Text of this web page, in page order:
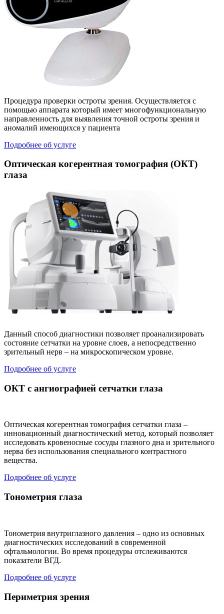
Процедура проверки остроты зрения. Осуществляется с
помощью аппарата который имеет многофункциональную
направленность для выявления точной остроты зрения и
аномалий имеющихся у пациента
Подробнее об услуге
Оптическая когерентная томография (ОКТ)
глаза
Данный способ диагностики позволяет проанализировать
состояние сетчатки на уровне слоев, а непосредственно
зрительный нерв – на микроскопическом уровне.
Подробнее об услуге
ОКТ с ангиографией сетчатки глаза
Оптическая когерентная томография сетчатки глаза –
инновационный диагностический метод, который позволяет
исследовать кровеносные сосуды глазного дна и зрительного
нерва без использования специального контрастного
вещества.
Подробнее об услуге
Тонометрия глаза
Тонометрия внутриглазного давления – одно из основных
диагностических исследований в современной
офтальмологии. Во время процедуры отслеживаются
показатели ВГД.
Подробнее об услуге
Периметрия зрения